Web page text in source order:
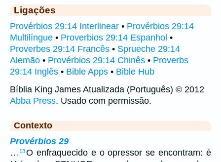
Ligações
Provérbios 29:14 Interlinear • Provérbios 29:14
Multilíngue • Proverbios 29:14 Espanhol •
Proverbes 29:14 Francês • Sprueche 29:14
Alemão • Provérbios 29:14 Chinês • Proverbs
29:14 Inglês • Bible Apps • Bible Hub
Bíblia King James Atualizada (Português) © 2012
Abba Press. Usado com permissão.
Contexto
Provérbios 29
… 13O enfraquecido e o opressor se encontram: é